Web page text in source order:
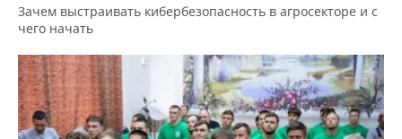
Зачем выстраивать кибербезопасность в агросекторе и с
чего начать